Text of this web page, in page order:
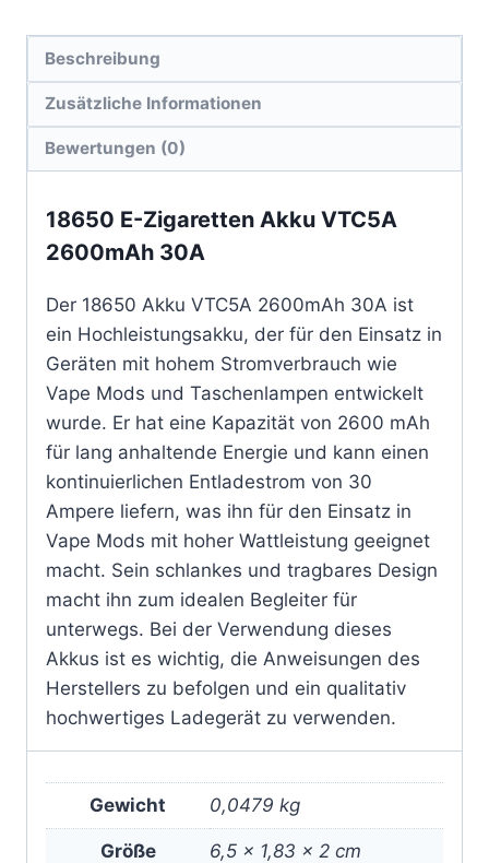
Beschreibung
Zusätzliche Informationen
Bewertungen (0)
18650 E-Zigaretten Akku VTC5A
2600mAh 30A
Der 18650 Akku VTC5A 2600mAh 30A ist
ein Hochleistungsakku, der für den Einsatz in
Geräten mit hohem Stromverbrauch wie
Vape Mods und Taschenlampen entwickelt
wurde. Er hat eine Kapazität von 2600 mAh
für lang anhaltende Energie und kann einen
kontinuierlichen Entladestrom von 30
Ampere liefern, was ihn für den Einsatz in
Vape Mods mit hoher Wattleistung geeignet
macht. Sein schlankes und tragbares Design
macht ihn zum idealen Begleiter für
unterwegs. Bei der Verwendung dieses
Akkus ist es wichtig, die Anweisungen des
Herstellers zu befolgen und ein qualitativ
hochwertiges Ladegerät zu verwenden.
Gewicht 0,0479 kg
Größe 6,5 × 1,83 × 2 cm